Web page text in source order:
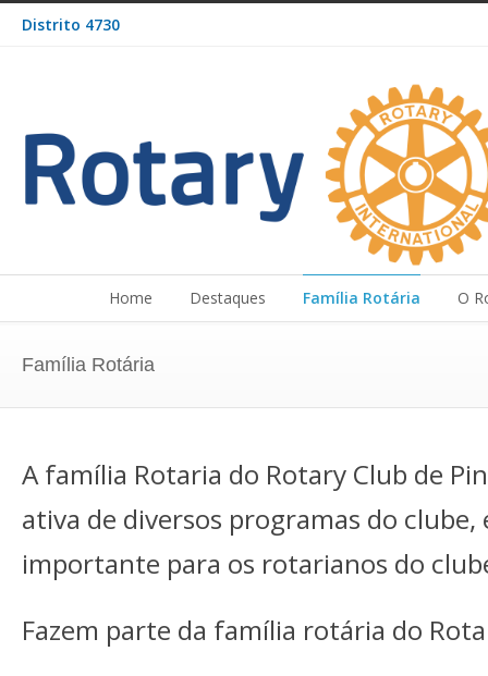
Distrito 4730
Home Destaques Família Rotária O
Família Rotária
A família Rotaria do Rotary Club de
ativa de diversos programas do
importante para os rotarianos do
Fazem parte da família rotária do